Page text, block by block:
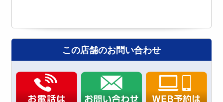
この店舗のお問い合わせ